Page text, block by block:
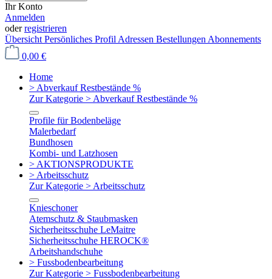
Ihr Konto
Anmelden
oderregistrieren
Übersicht Persönliches Profil Adressen Bestellungen Abonnements
0,00 €
Home
> Abverkauf Restbestände %
Zur Kategorie > Abverkauf Restbestände %
Profile für Bodenbeläge
Malerbedarf
Bundhosen
Kombi- und Latzhosen
> AKTIONSPRODUKTE
> Arbeitsschutz
Zur Kategorie > Arbeitsschutz
Knieschoner
Atemschutz & Staubmasken
Sicherheitsschuhe LeMaitre
Sicherheitsschuhe HEROCK®
Arbeitshandschuhe
> Fussbodenbearbeitung
Zur Kategorie > Fussbodenbearbeitung